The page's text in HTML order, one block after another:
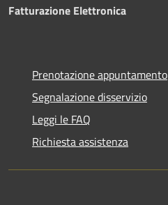
Fatturazione Elettronica
Prenotazione appuntamento
Segnalazione disservizio
Leggi le FAQ
Richiesta assistenza